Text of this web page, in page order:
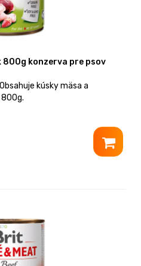
800g konzerva pre psov
kúsky mäsa a